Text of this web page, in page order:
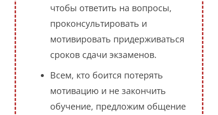
чтобы ответить на вопросы,
проконсультировать и
мотивировать придерживаться
сроков сдачи экзаменов.
Всем, кто боится потерять
мотивацию и не закончить
обучение, предложим общение